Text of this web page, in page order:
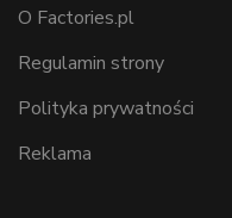
O Factories.pl
Regulamin strony
Polityka prywatności
Reklama